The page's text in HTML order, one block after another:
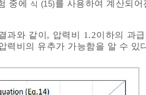
중에 식 (15)를 사용하여 계산되
과와 같이, 압력비 1.2이하의 과
력비의 유추가 가능함을 알 수 있